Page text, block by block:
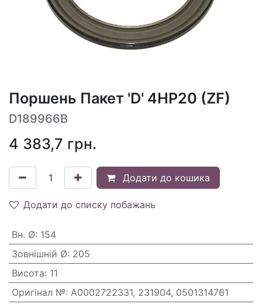
Поршень Пакет 'D' 4HP20 (ZF)
D189966B
4 383,7 грн.
Додати до кошика
Додати до списку побажань
Вн. Ø: 154
Зовнішній Ø: 205
Висота: 11
Оригінал №: A0002722331, 231904, 0501314761